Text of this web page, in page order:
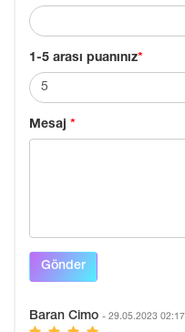
1-5 arası puanınız*
Mesaj *
Gönder
Baran Cimo - 29.05.2023 02:17